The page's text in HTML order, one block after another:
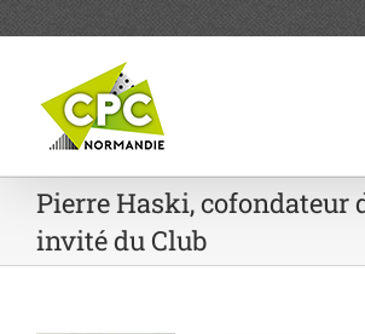
Pierre Haski, cofondateur
invité du Club